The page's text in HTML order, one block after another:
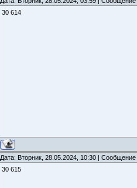
30 614
Дата: Вторник, 28.05.2024, 10:30 |
30 615